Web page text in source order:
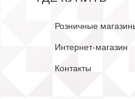
Розничные
Интернет-магазин
Контакты